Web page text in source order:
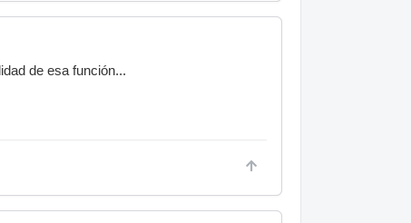
de esa función...